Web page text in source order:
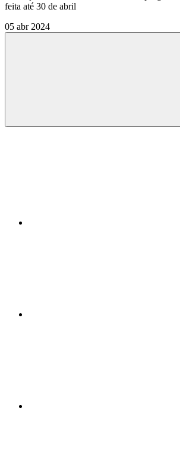
feita até 30 de abril
05 abr 2024
Compartilhar